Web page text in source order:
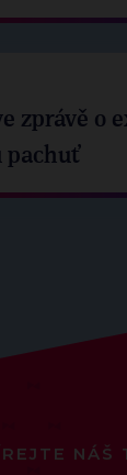
zprávě o
pachuť
NÁŠ